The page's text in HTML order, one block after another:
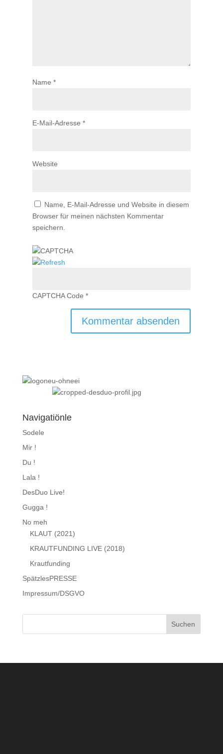
Name *
E-Mail-Adresse *
Website
Name, E-Mail-Adresse und Website in diesem
Browser für meinen nächsten Kommentar
speichern.
CAPTCHA Code *
Navigatiönle
Sodele
Mir !
Du !
Lala !
DesDuo Live!
Gugga !
No meh
KLAUT (2021)
KRAUTFUNDING LIVE (2018)
Krautfunding
SpätzlesPRESSE
Impressum/DSGVO